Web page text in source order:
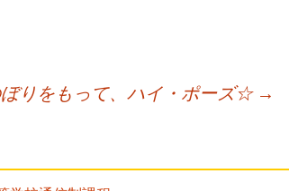
りをもって、ハイ・ポーズ☆ →